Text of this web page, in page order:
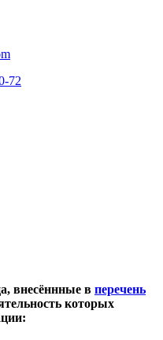
72
внесённные в перечень
которых